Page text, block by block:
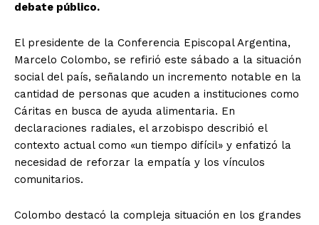
debate público.
El presidente de la Conferencia Episcopal Argentina,
Marcelo Colombo, se refirió este sábado a la situación
social del país, señalando un incremento notable en la
cantidad de personas que acuden a instituciones como
Cáritas en busca de ayuda alimentaria. En
declaraciones radiales, el arzobispo describió el
contexto actual como «un tiempo difícil» y enfatizó la
necesidad de reforzar la empatía y los vínculos
comunitarios.
Colombo destacó la compleja situación en los grandes